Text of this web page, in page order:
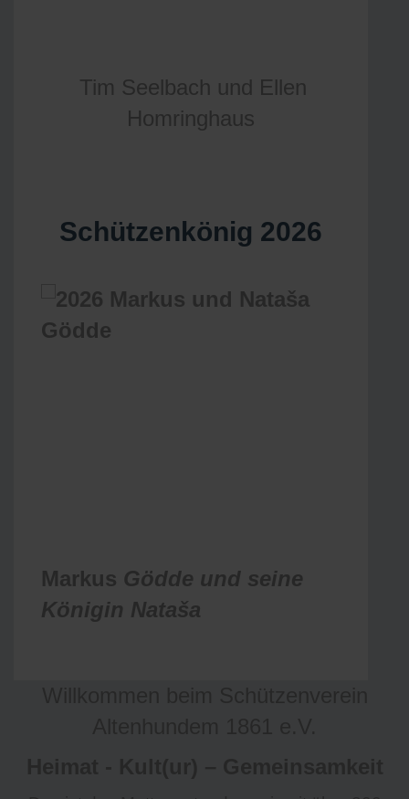
Tim Seelbach und Ellen
Homringhaus
Schützenkönig 2026
Markus Gödde und seine
Königin Nataša